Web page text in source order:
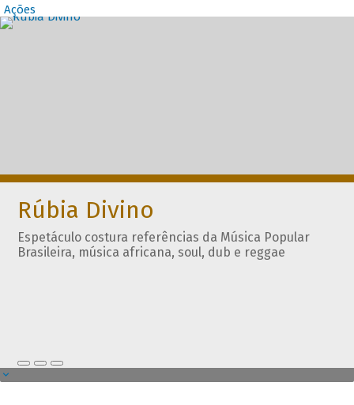
Ações
Destaques
Rúbia Divino
Espetáculo costura referências da Música Popular
Brasileira, música africana, soul, dub e reggae